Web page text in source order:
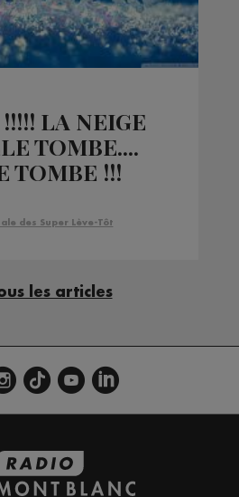
LA NEIGE
TOMBE....
TOMBE !!!
des Super Lève-Tôt
les articles